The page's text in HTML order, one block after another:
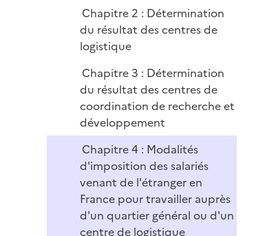
Chapitre 2 : Détermination
du résultat des centres de
logistique
Chapitre 3 : Détermination
du résultat des centres de
coordination de recherche et
développement
Chapitre 4 : Modalités
d'imposition des salariés
venant de l'étranger en
France pour travailler auprès
d'un quartier général ou d'un
centre de logistique